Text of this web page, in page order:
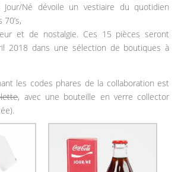
Jour/Né dévoile un vestiaire du quotidien
et de nostalgie. Ces 15 pièces seront
2018 dans une sélection de boutiques à
les codes phares de la collaboration est
, avec une bouteille en verre collector